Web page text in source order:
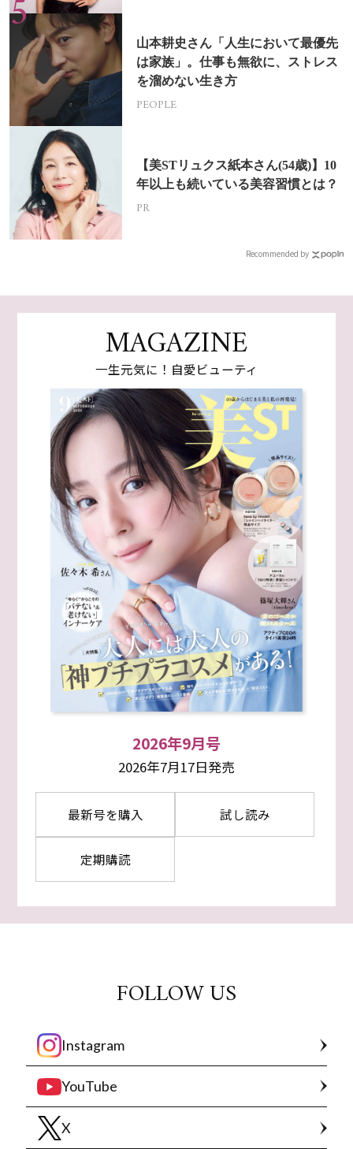
山本耕史さん「人生において最優先
は家族」。仕事も無欲に、ストレス
を溜めない生き方
PEOPLE
【美STリュクス紙本さん(54歳)】10
年以上も続いている美容習慣とは？
PR
Recommended by
MAGAZINE
一生元気に！自愛ビューティ
2026年9月号
2026年7月17日発売
最新号を購入 試し読み
定期購読
FOLLOW US
Instagram
YouTube
X